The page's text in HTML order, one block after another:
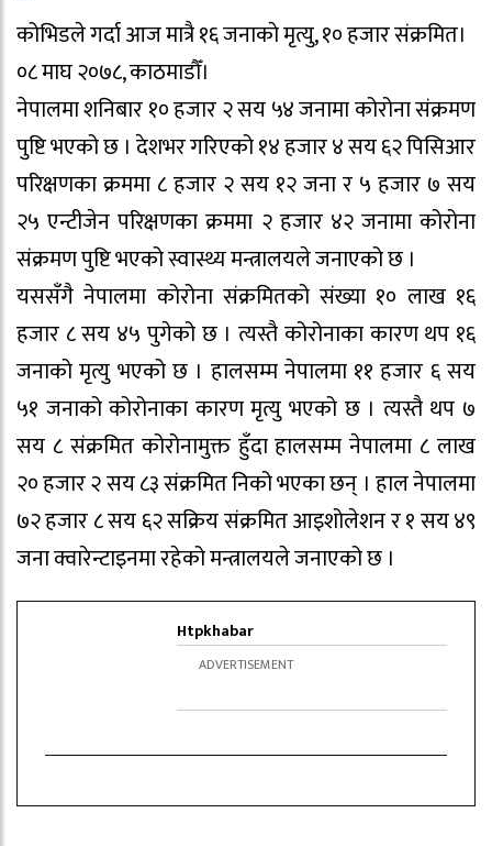
कोभिडले गर्दा आज मात्रै १६ जनाकाे मृत्यु, १० हजार संक्रमित।
०८ माघ २०७८, काठमाडौँ।
नेपालमा शनिबार १० हजार २ सय ५४ जनामा कोरोना संक्रमण
पुष्टि भएको छ । देशभर गरिएको १४ हजार ४ सय ६२ पिसिआर
परिक्षणका क्रममा ८ हजार २ सय १२ जना र ५ हजार ७ सय
२५ एन्टीजेन परिक्षणका क्रममा २ हजार ४२ जनामा कोरोना
संक्रमण पुष्टि भएको स्वास्थ्य मन्त्रालयले जनाएको छ ।
यससँगै नेपालमा कोरोना संक्रमितको संख्या १० लाख १६
हजार ८ सय ४५ पुगेको छ । त्यस्तै कोरोनाका कारण थप १६
जनाको मृत्यु भएको छ । हालसम्म नेपालमा ११ हजार ६ सय
५१ जनाको कोरोनाका कारण मृत्यु भएको छ । त्यस्तै थप ७
सय ८ संक्रमित कोरोनामुक्त हुँदा हालसम्म नेपालमा ८ लाख
२० हजार २ सय ८३ संक्रमित निको भएका छन् । हाल नेपालमा
७२ हजार ८ सय ६२ सक्रिय संक्रमित आइशोलेशन र १ सय ४९
जना क्वारेन्टाइनमा रहेको मन्त्रालयले जनाएको छ ।
Htpkhabar